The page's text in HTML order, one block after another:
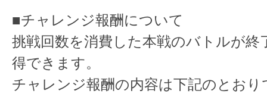
■チャレンジ報酬について
挑戦回数を消費した本戦のバトルが終
得できます。
チャレンジ報酬の内容は下記のとおり